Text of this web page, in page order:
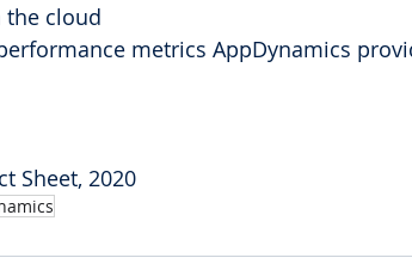
the cloud
metrics AppDynamics
Sheet, 2020